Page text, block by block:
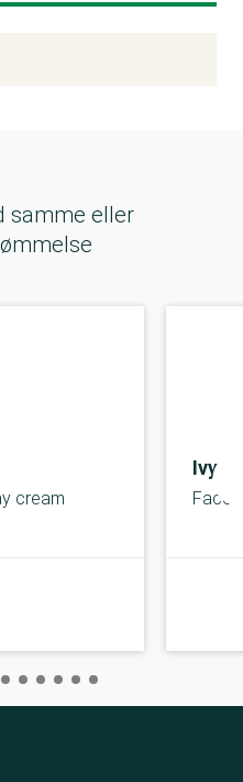
samme eller
cream
Ivy
Face